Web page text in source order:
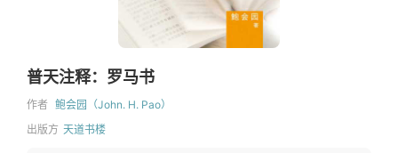
普天注释：罗马书
作者 鲍会园（John. H. Pao）
出版方 天道书楼